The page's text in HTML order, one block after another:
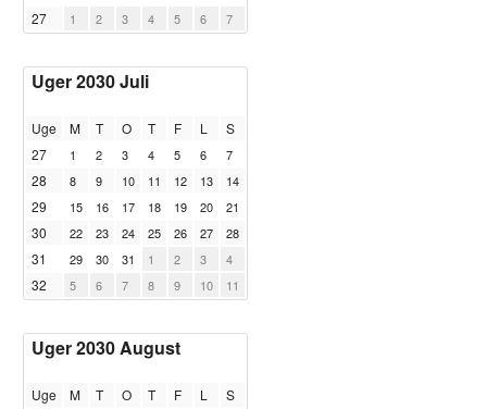
27 1 2 3 4 5 6 7
Uger 2030 Juli
Uge M T O T F L
S
27
1 2 3 4 5 6 7
28 8 9 10 11 12 13 14
29 15 16 17 18 19 20 21
30 22 23 24 25 26 27 28
31 29 30 31 1 2 3 4
32 5 6 7 8 9 10 11
Uger 2030 August
Uge M T O T F L
S